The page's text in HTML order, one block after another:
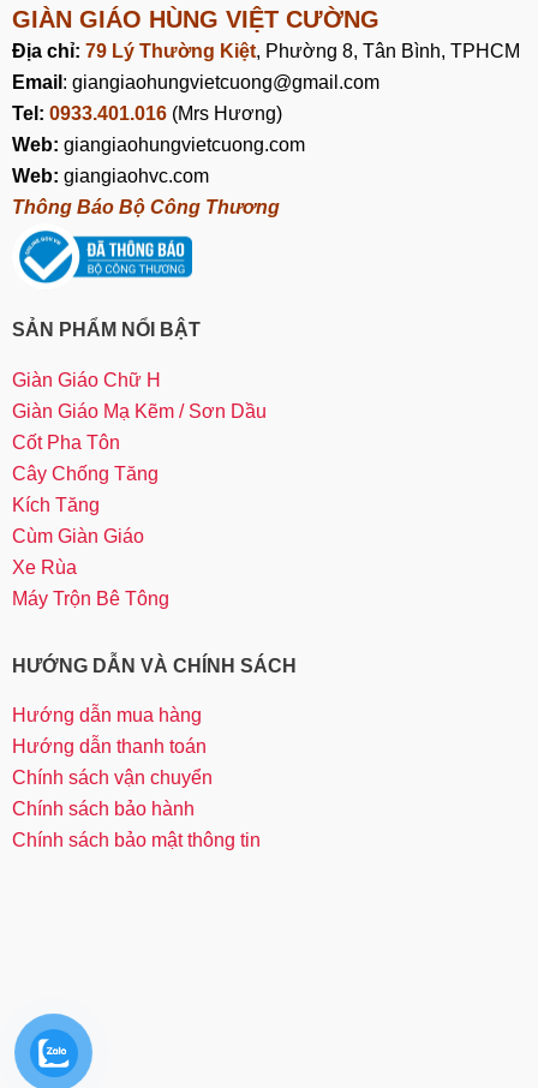
GIÀN GIÁO HÙNG VIỆT CƯỜNG
Địa chỉ: 79 Lý Thường Kiệt, Phường 8, Tân Bình, TPHCM
Email : giangiaohungvietcuong@gmail.com
Tel: 0933.401.016 (Mrs Hương)
Web: giangiaohungvietcuong.com
Web: giangiaohvc.com
Thông Báo Bộ Công Thương
SẢN PHẨM NỔI BẬT
Giàn Giáo Chữ H
Giàn Giáo Mạ Kẽm / Sơn Dầu
Cốt Pha Tôn
Cây Chống Tăng
Kích Tăng
Cùm Giàn Giáo
Xe Rùa
Máy Trộn Bê Tông
HƯỚNG DẪN VÀ CHÍNH SÁCH
Hướng dẫn mua hàng
Hướng dẫn thanh toán
Chính sách vận chuyển
Chính sách bảo hành
Chính sách bảo mật thông tin